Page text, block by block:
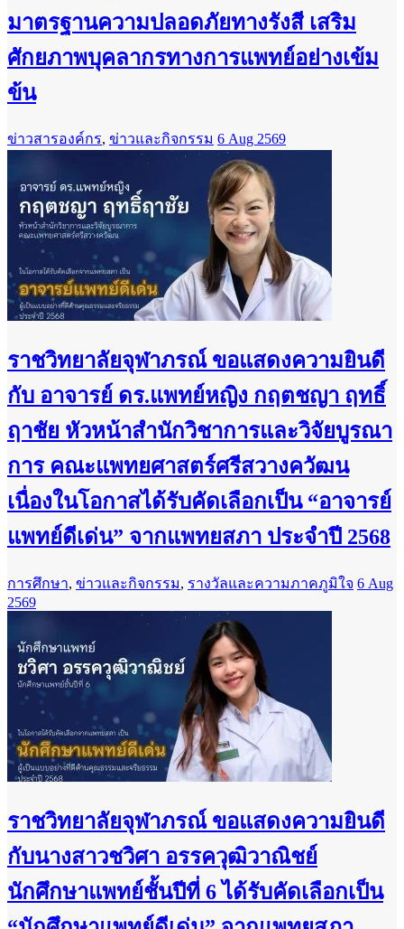
มาตรฐานความปลอดภัยทางรังสี เสริม
ศักยภาพบุคลากรทางการแพทย์อย่างเข้ม
ข้น
ข่าวสารองค์กร, ข่าวและกิจกรรม 6 Aug 2569
ราชวิทยาลัยจุฬาภรณ์ ขอแสดงความยินดี
กับ อาจารย์ ดร.แพทย์หญิง กฤตชญา ฤทธิ์
ฤาชัย หัวหน้าสำนักวิชาการและวิจัยบูรณา
การ คณะแพทยศาสตร์ศรีสวางควัฒน
เนื่องในโอกาสได้รับคัดเลือกเป็น “อาจารย์
แพทย์ดีเด่น” จากแพทยสภา ประจำปี 2568
การศึกษา, ข่าวและกิจกรรม, รางวัลและความภาคภูมิใจ 6 Aug
2569
ราชวิทยาลัยจุฬาภรณ์ ขอแสดงความยินดี
กับนางสาวชวิศา อรรควุฒิวาณิชย์
นักศึกษาแพทย์ชั้นปีที่ 6 ได้รับคัดเลือกเป็น